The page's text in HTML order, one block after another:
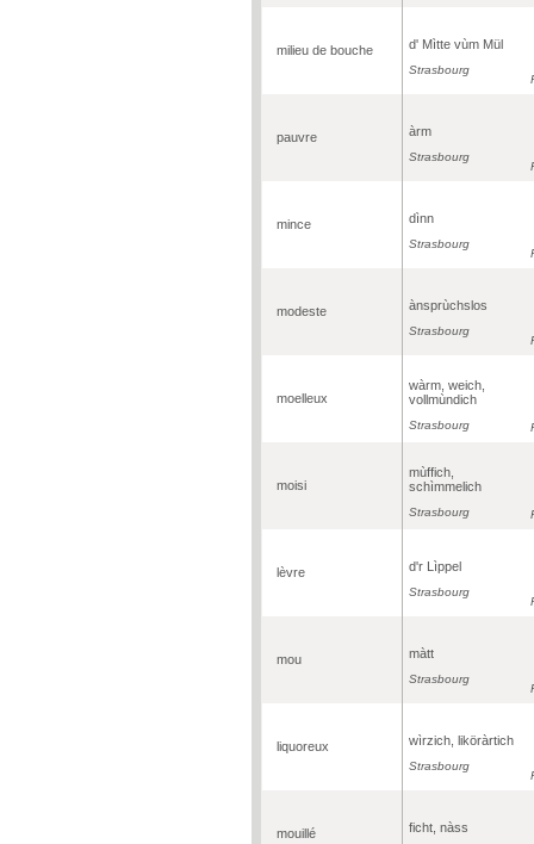
milieu de bouche d' Mìtte vùm Mül
Strasbourg
pauvre àrm
Strasbourg
mince dìnn
Strasbourg
modeste ànsprùchslos
Strasbourg
moelleux
wàrm, weich,
vollmùndich
Strasbourg
moisi
mùffich,
schìmmelich
Strasbourg
lèvre d'r Lìppel
Strasbourg
mou màtt
Strasbourg
liquoreux wìrzich, liköràrtich
Strasbourg
mouillé ficht, nàss